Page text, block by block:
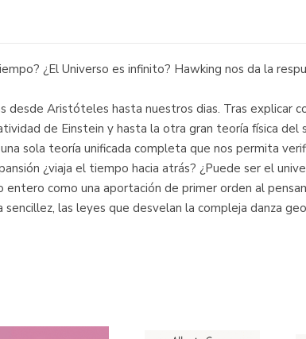
¿El Universo es infinito? Hawking nos da la
desde Aristóteles hasta nuestros dias. Tras explicar
de Einstein y hasta la otra gran teoría física del
sola teoría unificada completa que nos permita
¿viaja el tiempo hacia atrás? ¿Puede ser el
como una aportación de primer orden al
las leyes que desvelan la compleja danza